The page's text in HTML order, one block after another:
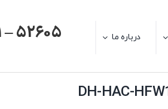
درباره ما – 52605